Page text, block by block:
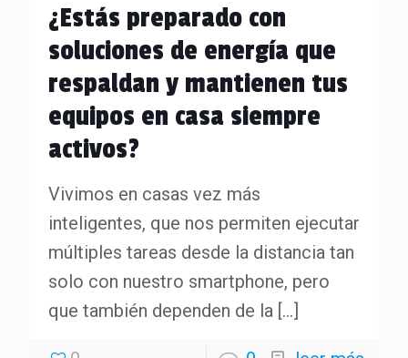
¿Estás preparado con
soluciones de energía que
respaldan y mantienen tus
equipos en casa siempre
activos?
Vivimos en casas vez más
inteligentes, que nos permiten ejecutar
múltiples tareas desde la distancia tan
solo con nuestro smartphone, pero
que también dependen de la […]